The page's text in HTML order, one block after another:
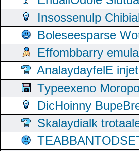
Insossenulp
Boleseesparse
Effombbarry
AnalaydayfelE
Typeexeno
DicHoinny
Skalaydialk